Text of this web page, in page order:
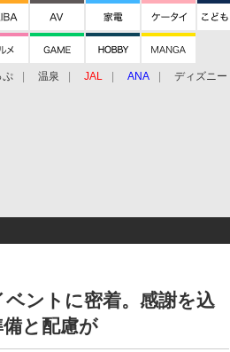
ぷ 温泉 JAL ANA ディズニー
ベントに密着。感謝を込
と配慮が